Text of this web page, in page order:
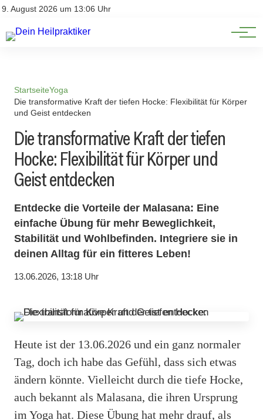
9. August 2026 um 13:06 Uhr
Impressum
Natürliche Medizin
Heilpflanzen & Kräuterkunde
StartseiteYoga
Die transformative Kraft der tiefen Hocke: Flexibilität für Körper
und Geist entdecken
Die transformative Kraft der tiefen
Hocke: Flexibilität für Körper und
Geist entdecken
Entdecke die Vorteile der Malasana: Eine
einfache Übung für mehr Beweglichkeit,
Stabilität und Wohlbefinden. Integriere sie in
deinen Alltag für ein fitteres Leben!
13.06.2026, 13:18 Uhr
Heute ist der 13.06.2026 und ein ganz normaler
Tag, doch ich habe das Gefühl, dass sich etwas
ändern könnte. Vielleicht durch die tiefe Hocke,
auch bekannt als Malasana, die ihren Ursprung
im Yoga hat. Diese Übung hat mehr drauf, als